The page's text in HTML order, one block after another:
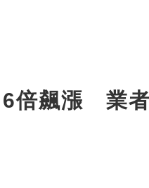
倍飆漲 業者